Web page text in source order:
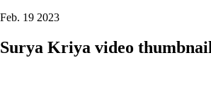
Feb. 19 2023
Surya Kriya video thumbnail